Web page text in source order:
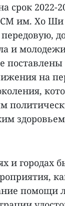
2022-
им. Хо
и
на
и городах